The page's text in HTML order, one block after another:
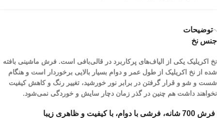
توضیحات
جنس نخ
نخ اکریلیک یکی از الیاف­‌های پرکاربرد در قالی‌بافی است. فرش ماشینی بافته
شده از نخ اکریلیک از طول عمر و دوام بسیار بالایی برخوردار است و هنگام
شست و شو و قرار گرفتن در برابر نور خورشید، تغییر رنگ و کاهش کیفیت
نخواهند داشت هم چنین در گذر زمان دچار سایش و خوردگی نمی‌شود.
فرش 700 شانه، فرشی با دوام، با کیفیت و ظاهری زیبا